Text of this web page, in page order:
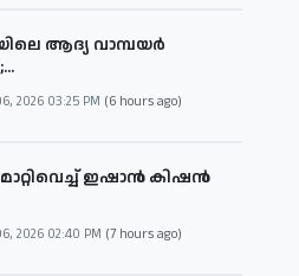
ആദ്യ വാമ്പയർ
2026 03:25 PM (6 hours ago)
ഇഷാൻ കിഷൻ
2026 02:40 PM (7 hours ago)